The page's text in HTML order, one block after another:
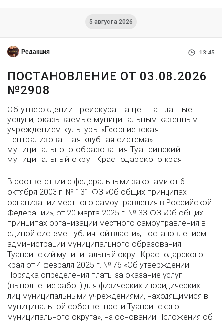
5 августа 2026
Редакция 13:45
ПОСТАНОВЛЕНИЕ ОТ 03.08.2026
№2908
Об утверждении прейскуранта цен на платные
услуги, оказываемые муниципальным казенным
учреждением культуры «Георгиевская
централизованная клубная система»
муниципального образования Туапсинский
муниципальный округ Краснодарского края
В соответствии с федеральными законами от 6
октября 2003 г. № 131-ФЗ «Об общих принципах
организации местного самоуправления в Российской
Федерации», от 20 марта 2025 г. № 33-ФЗ «Об общих
принципах организации местного самоуправления в
единой системе публичной власти», постановлением
администрации муниципального образования
Туапсинский муниципальный округ Краснодарского
края от 4 февраля 2025 г. № 76 «Об утверждении
Порядка определения платы за оказание услуг
(выполнение работ) для физических и юридических
лиц муниципальными учреждениями, находящимися в
муниципальной собственности Туапсинского
муниципального округа», на основании Положения об